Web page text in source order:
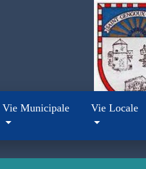
Vie Municipale Vie Locale